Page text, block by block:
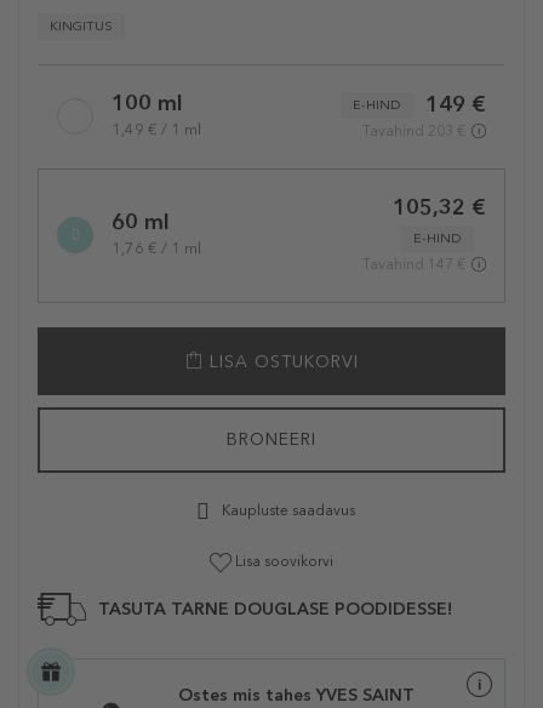
KINGITUS
variation100 ml
1,49 € / 1 ml
149 €
E-HIND
Tavahind 203 €
60 ml
1,76 € / 1 ml
105,32 €
E-HIND
Tavahind 147 €
LISA OSTUKORVI
BRONEERI
Kaupluste saadavus
Lisa soovikorvi
TASUTA TARNE DOUGLASE POODIDESSE!
Ostes mis tahes YVES SAINT